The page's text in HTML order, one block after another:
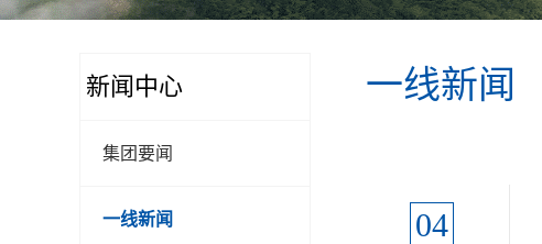
新闻中心
集团要闻
一线新闻
一线新闻
04